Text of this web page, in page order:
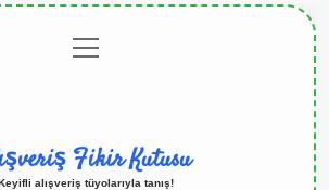
menüyü
aç
Fikir Kutusu
alışveriş tüyolarıyla tanış!